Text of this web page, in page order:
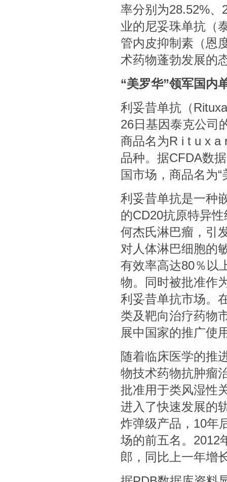
率分别为28.52%、
业的尼妥珠单抗（
管内皮抑制素（恩
术药物蓬勃发展的
“美罗华”领军国内
利妥昔单抗（
26日基因泰克公司
商品名为R i t u x a
品种。据CFDA数
国市场，商品名为
利妥昔单抗是一种
的CD20抗原特异
何杰氏淋巴瘤，引
对人体淋巴细胞的
有效率高达80％以
物。同时被批准作
利妥昔单抗市场。
类及靶向治疗药物
展中国家的推广使
随着临床医学的推
物技术药物抗肿瘤
批准用于类风湿性
进入了快速发展的
炸弹级产品，10年
场的前五名。2012
郎，同比上一年增